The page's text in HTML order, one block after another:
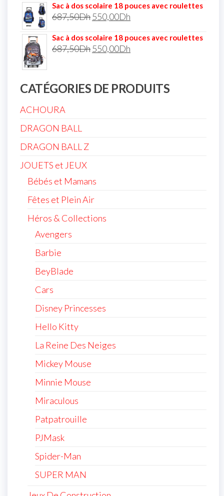
Sac à dos scolaire 18 pouces avec roulettes
687,50Dh550,00Dh
Sac à dos scolaire 18 pouces avec roulettes
687,50Dh550,00Dh
CATÉGORIES DE PRODUITS
ACHOURA
DRAGON BALL
DRAGON BALL Z
JOUETS et JEUX
Bébés et Mamans
Fêtes et Plein Air
Héros & Collections
Avengers
Barbie
BeyBlade
Cars
Disney Princesses
Hello Kitty
La Reine Des Neiges
Mickey Mouse
Minnie Mouse
Miraculous
Patpatrouille
PJMask
Spider-Man
SUPER MAN